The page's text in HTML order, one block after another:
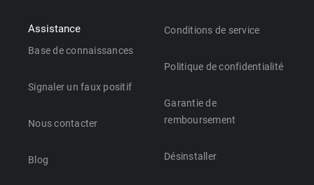
Assistance
Base de connaissances
Signaler un faux positif
Nous contacter
Blog
Conditions de service
Politique de confidentialité
Garantie de
remboursement
Désinstaller